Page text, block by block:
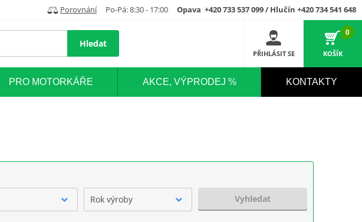
Porovnání Po-Pá: 8:30 - 17:00 Opava +420 733 537 099 / Hlučín +420 734 541 648
Hledat
PŘIHLÁSIT SE
0
KOŠÍK
PRO MOTORKÁŘE AKCE, VÝPRODEJ % KONTAKTY
Rok výroby Vyhledat